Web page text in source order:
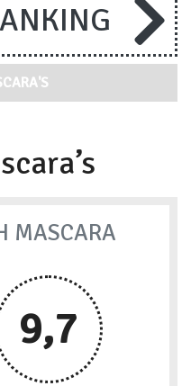
MASCARA
9,7